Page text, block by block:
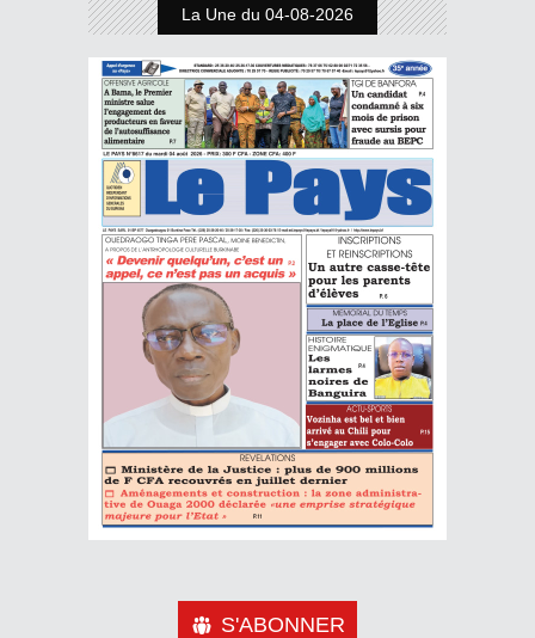
La Une du 04-08-2026
S'ABONNER